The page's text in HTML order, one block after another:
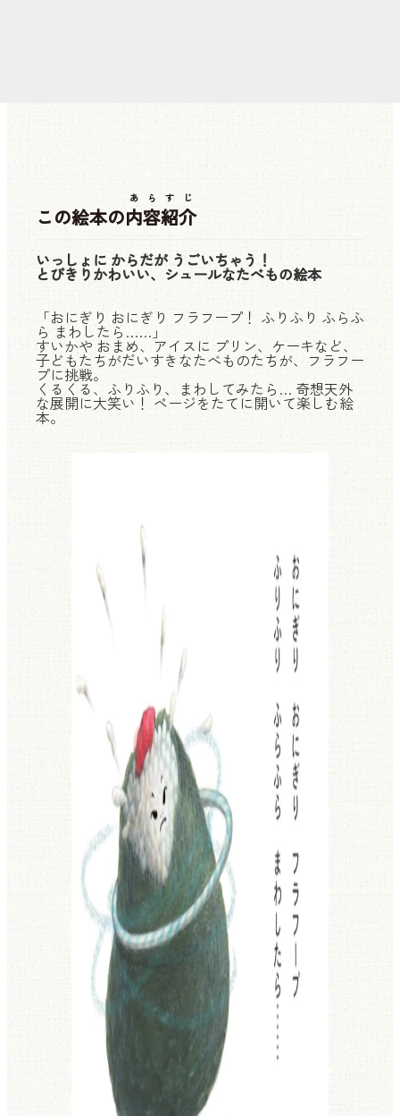
この絵本の内容紹介
あらすじ
いっしょに からだが うごいちゃう！
とびきりかわいい、シュールなたべもの絵本
「おにぎり おにぎり フラフープ！ ふりふり ふらふ
ら まわしたら……」
すいかや おまめ、アイスに プリン、ケーキなど、
子どもたちがだいすきなたべものたちが、フラフー
プに挑戦。
くるくる、ふりふり、まわしてみたら… 奇想天外
な展開に大笑い！ ページをたてに開いて楽しむ絵
本。